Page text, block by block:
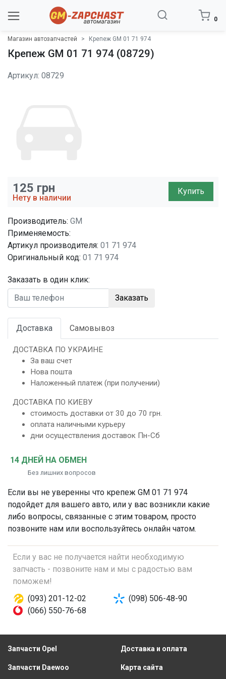
0
Магазин автозапчастей Крепеж GM 01 71 974
Крепеж GM 01 71 974 (08729)
Артикул: 08729
125 грн
Нету в наличии
Купить
Производитель: GM
Применяемость:
Артикул производителя: 01 71 974
Оригинальный код: 01 71 974
Заказать в один клик:
Заказать
Доставка Самовывоз
ДОСТАВКА ПО УКРАИНЕ
За ваш счет
Нова пошта
Наложенный платеж (при получении)
ДОСТАВКА ПО КИЕВУ
стоимость доставки от 30 до 70 грн.
оплата наличными курьеру
дни осуществления доставок Пн-Сб
14 ДНЕЙ НА ОБМЕН
Без лишних вопросов
Если вы не уверенны что крепеж GM 01 71 974
подойдет для вашего авто, или у вас возникли какие
либо вопросы, связанные с этим товаром, просто
позвоните нам или воспользуйтесь онлайн чатом.
Если у вас не получается найти необходимую
запчасть - позвоните нам и мы с радостью вам
поможем!
(093) 201-12-02
(098) 506-48-90
(066) 550-76-68
Запчасти Opel
Запчасти Daewoo
Доставка и оплата
Карта сайта